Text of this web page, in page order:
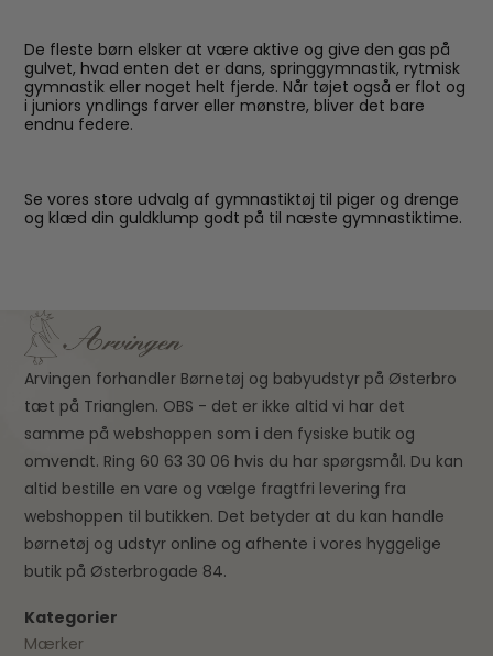
De fleste børn elsker at være aktive og give den gas på
gulvet, hvad enten det er dans, springgymnastik, rytmisk
gymnastik eller noget helt fjerde. Når tøjet også er flot og
i juniors yndlings farver eller mønstre, bliver det bare
endnu federe.
Se vores store udvalg af gymnastiktøj til piger og drenge
og klæd din guldklump godt på til næste gymnastiktime.
Arvingen forhandler Børnetøj og babyudstyr på Østerbro
tæt på Trianglen. OBS - det er ikke altid vi har det
samme på webshoppen som i den fysiske butik og
omvendt. Ring 60 63 30 06 hvis du har spørgsmål. Du kan
altid bestille en vare og vælge fragtfri levering fra
webshoppen til butikken. Det betyder at du kan handle
børnetøj og udstyr online og afhente i vores hyggelige
butik på Østerbrogade 84.
Kategorier
Mærker